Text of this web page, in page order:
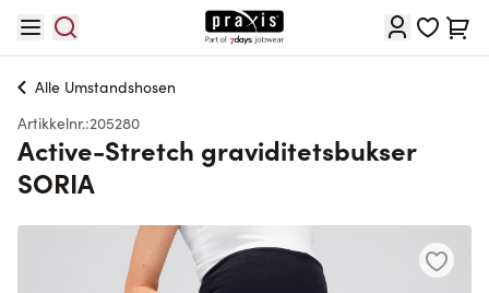
Cart
Alle Umstandshosen
Artikkelnr.:205280
Active-Stretch graviditetsbukser
SORIA